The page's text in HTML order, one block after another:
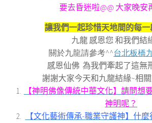
要去昏迷啦@@ 大家晚安
讓我們一起珍惜天地間的每一
九龍 感恩您 和我們結
關於九龍請參考^^台北板橋
感恩仙佛 為我們牽起了這無
謝謝大家今天和九龍結緣~相
【神明佛像傳統中華文化】請問想
神明呢？
【文化藝術傳承-職業守護神】什